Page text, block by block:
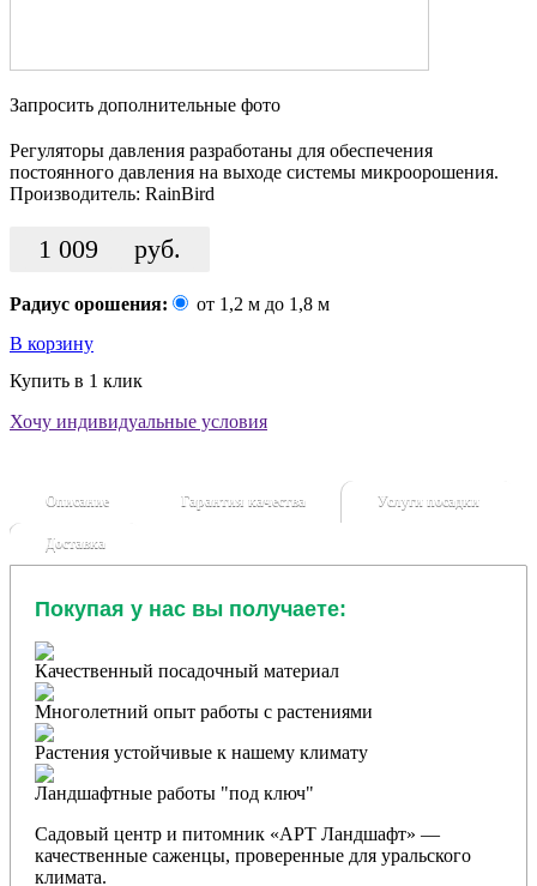
Запросить дополнительные фото
Регуляторы давления разработаны для обеспечения
постоянного давления на выходе системы микроорошения.
Производитель: RainBird
1 009 руб.
Радиус орошения:
от 1,2 м до 1,8 м
В корзину
Купить в 1 клик
Хочу индивидуальные условия
Описание Гарантия качества Услуги посадки
Доставка
Покупая у нас вы получаете:
Качественный посадочный материал
Многолетний опыт работы с растениями
Растения устойчивые к нашему климату
Ландшафтные работы "под ключ"
Садовый центр и питомник «АРТ Ландшафт» —
качественные саженцы, проверенные для уральского
климата.